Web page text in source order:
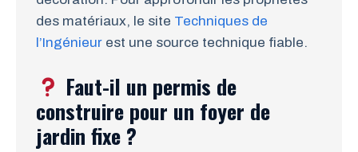
des matériaux, le site Techniques de
l’Ingénieur est une source technique fiable.
Faut-il un permis de
construire pour un foyer de
jardin fixe ?